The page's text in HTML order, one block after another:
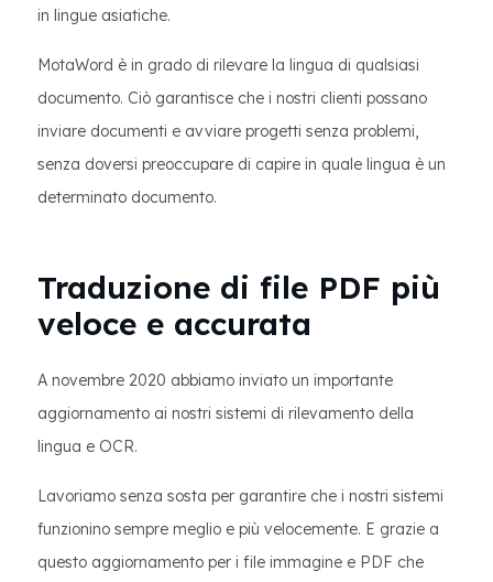
in lingue asiatiche.
MotaWord è in grado di rilevare la lingua di qualsiasi
documento. Ciò garantisce che i nostri clienti possano
inviare documenti e avviare progetti senza problemi,
senza doversi preoccupare di capire in quale lingua è un
determinato documento.
Traduzione di file PDF più
veloce e accurata
A novembre 2020 abbiamo inviato un importante
aggiornamento ai nostri sistemi di rilevamento della
lingua e OCR.
Lavoriamo senza sosta per garantire che i nostri sistemi
funzionino sempre meglio e più velocemente. E grazie a
questo aggiornamento per i file immagine e PDF che